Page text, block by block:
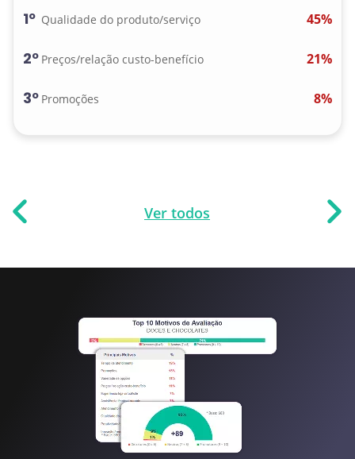
1º Qualidade do produto/serviço 45%
2º Preços/relação custo-benefício 21%
3º Promoções 8%
Ver todos